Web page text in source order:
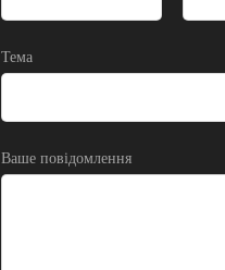
Тема
Ваше повідомлення